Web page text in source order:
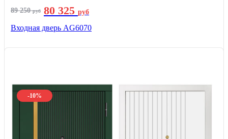
89 250руб 80 325 руб
Входная дверь AG6070
-10%